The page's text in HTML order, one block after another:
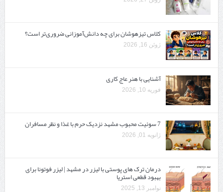
کلاس تیزهوشان برای چه دانش‌آموزانی ضروری‌تر است؟
ژوئن 16, 2026
آشنایی با هنر عاج کاری
فوریه 10, 2026
7 سوئیت محبوب مشهد نزدیک حرم با غذا و نظر مسافران
ژانویه 01, 2026
درمان ترک های پوستی با لیزر در مشهد | لیزر فوتونا برای
بهبود قطعی استریا
نوامبر 13, 2025